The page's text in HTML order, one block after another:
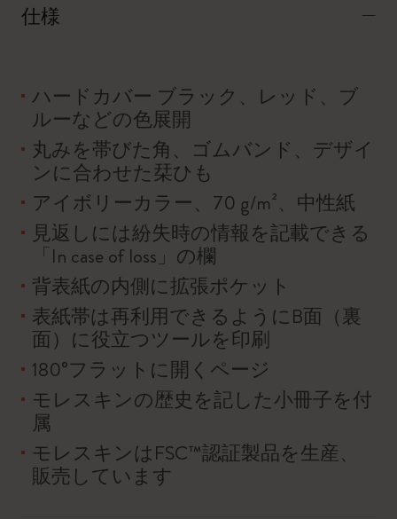
仕様
ハードカバー ブラック、レッド、ブ
ルーなどの色展開
丸みを帯びた角、ゴムバンド、デザイ
ンに合わせた栞ひも
アイボリーカラー、70 g/m²、中性紙
見返しには紛失時の情報を記載できる
「In case of loss」の欄
背表紙の内側に拡張ポケット
表紙帯は再利用できるようにB面（裏
面）に役立つツールを印刷
180°フラットに開くページ
モレスキンの歴史を記した小冊子を付
属
モレスキンはFSC™認証製品を生産、
販売しています